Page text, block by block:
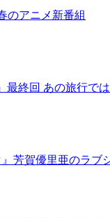
のアニメ新番組
最終回 あの旅行で
』芳賀優里亜のラブ